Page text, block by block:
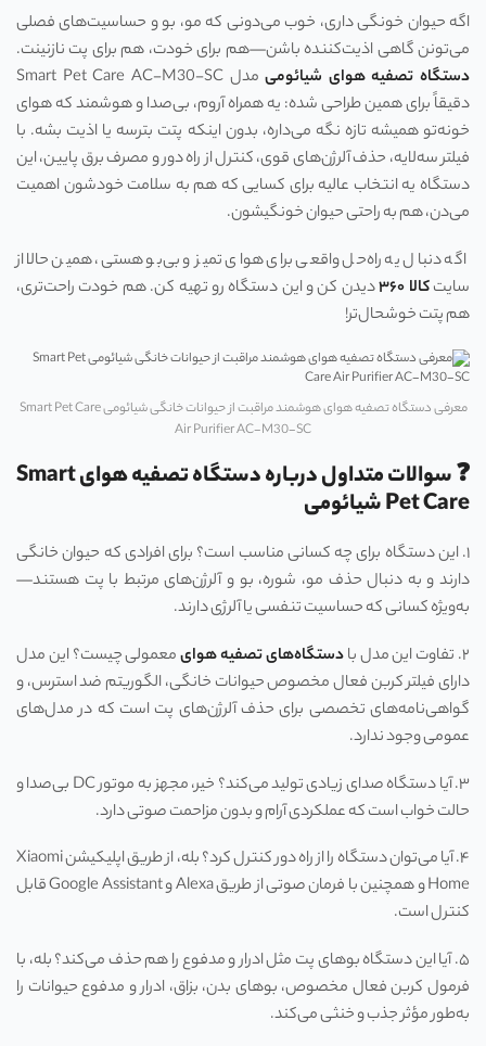
اگه حیوان خونگی داری، خوب می‌دونی که مو، بو و حساسیت‌های فصلی
می‌تونن گاهی اذیت‌کننده باشن—هم برای خودت، هم برای پت نازنینت.
دستگاه تصفیه هوای شیائومی
مدل Smart Pet Care AC-M30-SC
دقیقاً برای همین طراحی شده: یه همراه آروم، بی‌صدا و هوشمند که هوای
خونه‌تو همیشه تازه نگه می‌داره، بدون اینکه پتت بترسه یا اذیت بشه. با
فیلتر سه‌لایه، حذف آلرژن‌های قوی، کنترل از راه دور و مصرف برق پایین، این
دستگاه یه انتخاب عالیه برای کسایی که هم به سلامت خودشون اهمیت
می‌دن، هم به راحتی حیوان خونگیشون.
اگه دنبال یه راه‌حل واقعی برای هوای تمیز و بی‌بو هستی، همین حالا از
سایتکالا ۳۶۰
دیدن کن و این دستگاه رو تهیه کن. هم خودت راحت‌تری،
هم پتت خوشحال‌تر!
معرفی دستگاه تصفیه هوای هوشمند مراقبت از حیوانات خانگی شیائومی Smart Pet Care
Air Purifier AC-M30-SC
❓ سوالات متداول درباره دستگاه تصفیه هوای Smart
Pet Care شیائومی
۱. این دستگاه برای چه کسانی مناسب است؟ برای افرادی که حیوان خانگی
دارند و به دنبال حذف مو، شوره، بو و آلرژن‌های مرتبط با پت هستند—
به‌ویژه کسانی که حساسیت تنفسی یا آلرژی دارند.
۲. تفاوت این مدل با
دستگاه‌های تصفیه هوایمعمولی چیست؟ این مدل
دارای فیلتر کربن فعال مخصوص حیوانات خانگی، الگوریتم ضد استرس، و
گواهی‌نامه‌های تخصصی برای حذف آلرژن‌های پت است که در مدل‌های
عمومی وجود ندارد.
۳. آیا دستگاه صدای زیادی تولید می‌کند؟ خیر، مجهز به موتور DC بی‌صدا و
حالت خواب است که عملکردی آرام و بدون مزاحمت صوتی دارد.
۴. آیا می‌توان دستگاه را از راه دور کنترل کرد؟ بله، از طریق اپلیکیشن Xiaomi
Home و همچنین با فرمان صوتی از طریق Alexa و Google Assistant قابل
کنترل است.
۵. آیا این دستگاه بوهای پت مثل ادرار و مدفوع را هم حذف می‌کند؟ بله، با
فرمول کربن فعال مخصوص، بوهای بدن، بزاق، ادرار و مدفوع حیوانات را
به‌طور مؤثر جذب و خنثی می‌کند.